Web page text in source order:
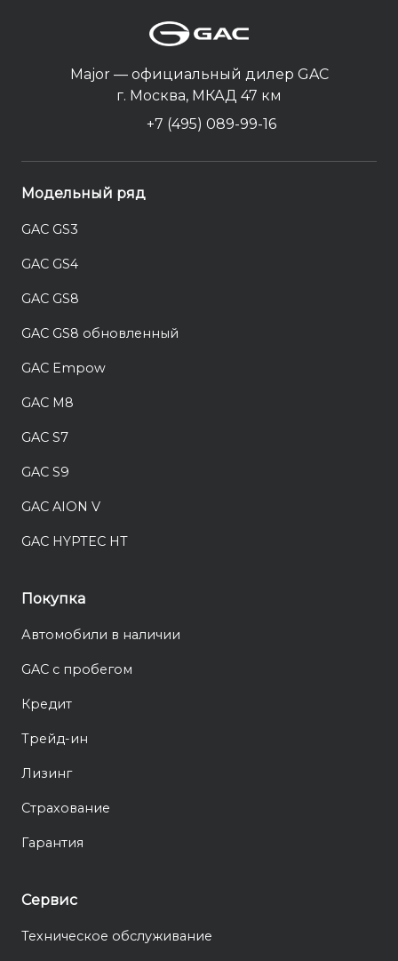
Major — официальный дилер GAC
г. Москва, МКАД 47 км
+7 (495) 089-99-16
Модельный ряд
GAC GS3
GAC GS4
GAC GS8
GAC GS8 обновленный
GAC Empow
GAC M8
GAC S7
GAC S9
GAC AION V
GAC HYPTEC HT
Покупка
Автомобили в наличии
GAC с пробегом
Кредит
Трейд-ин
Лизинг
Страхование
Гарантия
Сервис
Техническое обслуживание